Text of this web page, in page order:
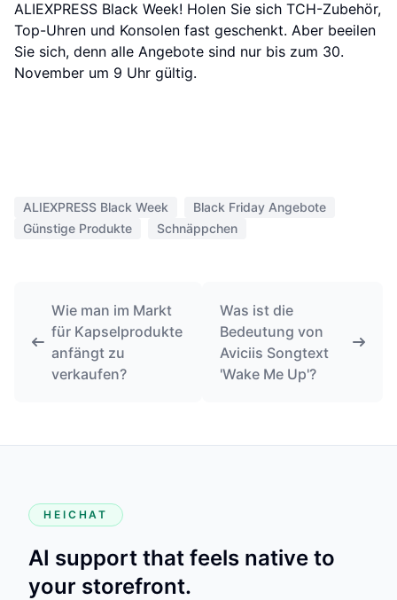
ALIEXPRESS Black Week! Holen Sie sich TCH-Zubehör,
Top-Uhren und Konsolen fast geschenkt. Aber beeilen
Sie sich, denn alle Angebote sind nur bis zum 30.
November um 9 Uhr gültig.
ALIEXPRESS Black Week
Black Friday Angebote
Günstige Produkte
Schnäppchen
Wie man im Markt
für Kapselprodukte
anfängt zu
verkaufen?
Was ist die
Bedeutung von
Aviciis Songtext
'Wake Me Up'?
HEICHAT
AI support that feels native to
your storefront.